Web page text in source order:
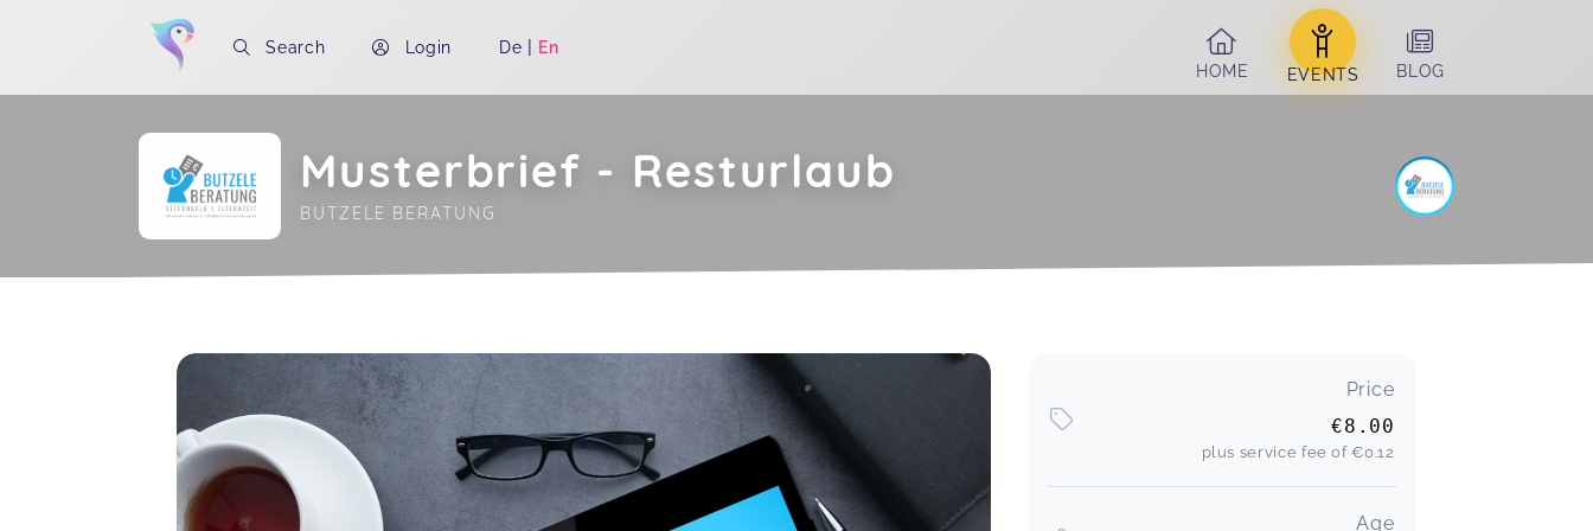
Search Login De | En
HOME
EVENTS BLOG
Musterbrief - Resturlaub
BUTZELE BERATUNG
Price
€8.00
plus service fee of€0.12
Age